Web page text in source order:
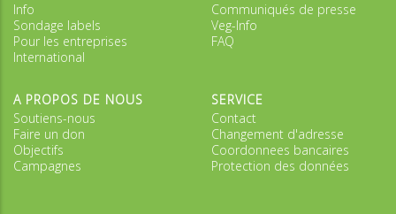
Info
Sondage labels
Pour les entreprises
International
Communiqués de presse
Veg-Info
FAQ
A PROPOS DE NOUS
Soutiens-nous
Faire un don
Objectifs
Campagnes
SERVICE
Contact
Changement d'adresse
Coordonnees bancaires
Protection des données